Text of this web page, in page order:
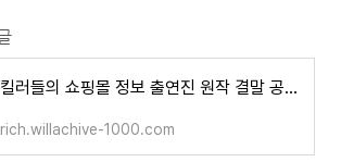
킬러들의 쇼핑몰 정보 출연진 원작 결말 공식영상 총정리
rich.willachive-1000.com